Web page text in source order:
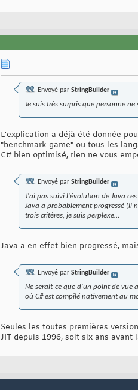
Envoyé par StringBuilder
Je suis très surpris que personne
L'explication a déjà été donnée
"benchmark game" ou tous les
C# bien optimisé, rien ne vous
Envoyé par StringBuilder
J'ai pas suivi l'évolution de Java
Java a probablement progressé (il
trois critères, je suis perplexe…
Java a en effet bien progressé,
Envoyé par StringBuilder
Ne serait-ce que d'un point de vue
où C# est compilé nativement au
Seules les toutes premières
JIT depuis 1996, soit six ans avant